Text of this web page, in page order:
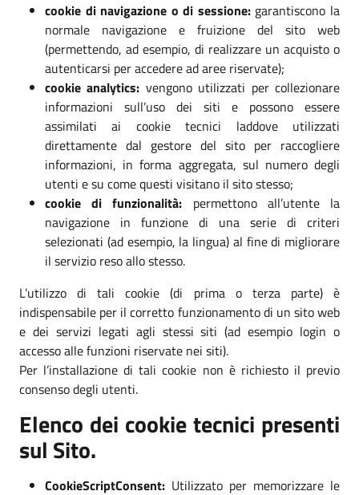
cookie di navigazione o di sessione:garantiscono la
normale navigazione e fruizione del sito web
(permettendo, ad esempio, di realizzare un acquisto o
autenticarsi per accedere ad aree riservate);
cookie analytics: vengono utilizzati per collezionare
informazioni sull’uso dei siti e possono essere
assimilati ai cookie tecnici laddove utilizzati
direttamente dal gestore del sito per raccogliere
informazioni, in forma aggregata, sul numero degli
utenti e su come questi visitano il sito stesso;
cookie di funzionalità: permettono all’utente la
navigazione in funzione di una serie di criteri
selezionati (ad esempio, la lingua) al fine di migliorare
il servizio reso allo stesso.
L’utilizzo di tali cookie (di prima o terza parte) è
indispensabile per il corretto funzionamento di un sito web
e dei servizi legati agli stessi siti (ad esempio login o
accesso alle funzioni riservate nei siti).
Per l’installazione di tali cookie non è richiesto il previo
consenso degli utenti.
Elenco dei cookie tecnici presenti
sul Sito.
CookieScriptConsent: Utilizzato per memorizzare le